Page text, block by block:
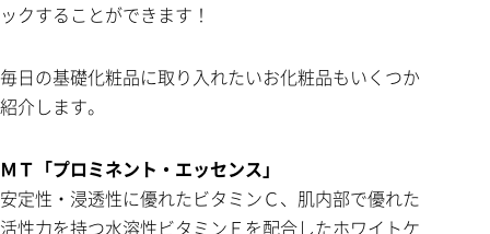
ックすることができます！
毎日の基礎化粧品に取り入れたいお化粧品もいくつか
紹介します。
ＭＴ「プロミネント・エッセンス」
安定性・浸透性に優れたビタミンＣ、肌内部で優れた
活性力を持つ水溶性ビタミンＥを配合したホワイトケ